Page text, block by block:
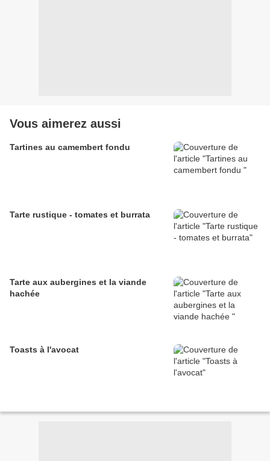
Vous aimerez aussi
Tartines au camembert fondu
Tarte rustique - tomates et burrata
Tarte aux aubergines et la viande
hachée
Toasts à l'avocat